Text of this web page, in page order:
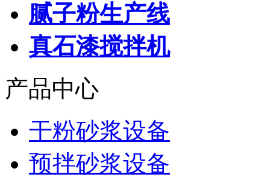
腻子粉生产线
真石漆搅拌机
产品中心
干粉砂浆设备
预拌砂浆设备